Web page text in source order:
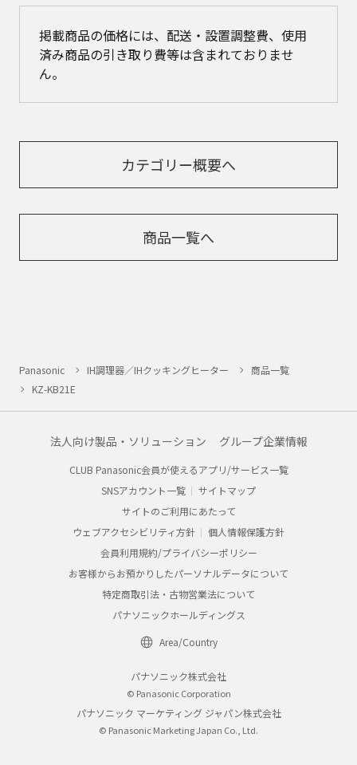
掲載商品の価格には、配送・設置調整費、使用
済み商品の引き取り費等は含まれておりませ
ん。
カテゴリー概要へ
商品一覧へ
Panasonic IH調理器／IHクッキングヒーター
商品一覧
KZ-KB21E
法人向け製品・ソリューション グループ企業情報
CLUB Panasonic会員が使えるアプリ/サービス一覧
SNSアカウント一覧
サイトマップ
サイトのご利用にあたって
ウェブアクセシビリティ方針
個人情報保護方針
会員利用規約/プライバシーポリシー
お客様からお預かりしたパーソナルデータについて
特定商取引法・古物営業法について
パナソニックホールディングス
Area/Country
パナソニック株式会社
© Panasonic Corporation
パナソニック マーケティング ジャパン株式会社
© Panasonic Marketing Japan Co., Ltd.